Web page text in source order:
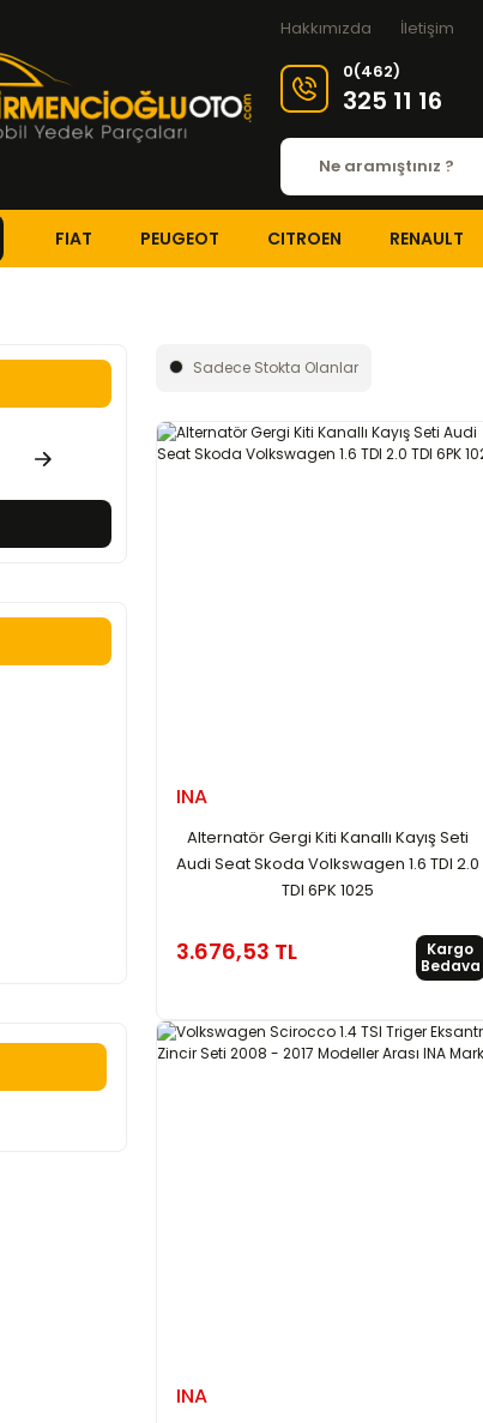
Hakkımızda İletişim
0(462)
325 11 16
FIAT PEUGEOT CITROEN RENAULT
Sadece Stokta Olanlar
INA
Alternatör Gergi Kiti Kanallı Kayış Seti
Audi Seat Skoda Volkswagen 1.6 TDI 2.0
TDI 6PK 1025
3.676,53 TL
Kargo
Bedava
INA